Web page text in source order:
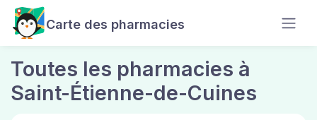
Carte des pharmacies
Toutes les pharmacies à
Saint-Étienne-de-Cuines